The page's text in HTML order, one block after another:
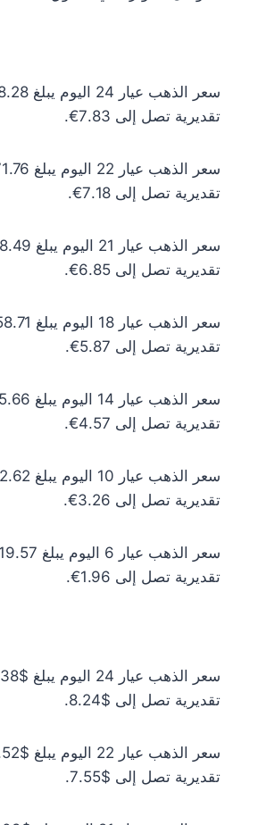
تقديرية تصل إلى 7.83€.
تقديرية تصل إلى 7.18€.
تقديرية تصل إلى 6.85€.
تقديرية تصل إلى 5.87€.
تقديرية تصل إلى 4.57€.
تقديرية تصل إلى 3.26€.
تقديرية تصل إلى 1.96€.
تقديرية تصل إلى $8.24.
تقديرية تصل إلى $7.55.